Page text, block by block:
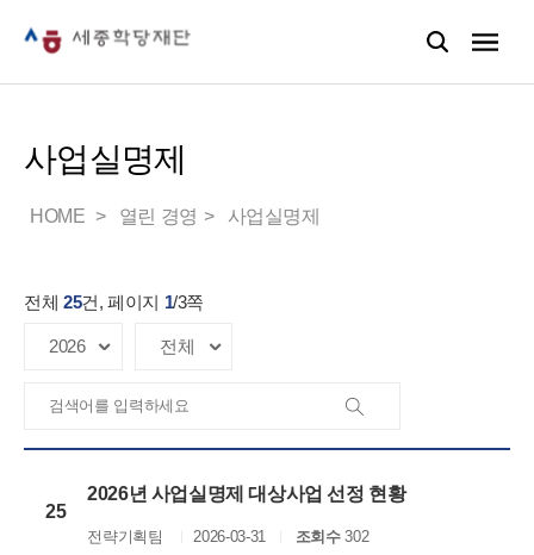
사업실명제
HOME 열린 경영 사업실명제
전체 25건, 페이지 1/3쪽
25
2026년 사업실명제 대상사업 선정 현황
전략기획팀 2026-03-31 조회수302